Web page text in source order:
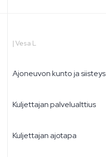
| Vesa L
Ajoneuvon kunto ja siisteys
Kuljettajan palvelualttius
Kuljettajan ajotapa